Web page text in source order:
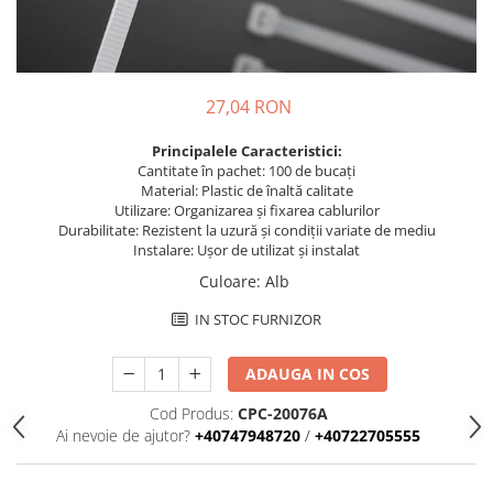
Papuci CU și AL
Pat de cablu PVC
Pini, riglete, cleme
Țeavă PVC și copex
Cofrete, dulapuri și doze
Cofrete de plastic și accesorii
Coftere metalice și accesorii
Iluminat de Siguranță
Lumini exterioare
27,04 RON
Principalele Caracteristici:
Cantitate în pachet: 100 de bucați
Material: Plastic de înaltă calitate
Utilizare: Organizarea și fixarea cablurilor
Durabilitate: Rezistent la uzură și condiții variate de mediu
Instalare: Ușor de utilizat și instalat
Culoare: Alb
IN STOC FURNIZOR
ADAUGA IN COS
Cod Produs: CPC-20076A
Ai nevoie de ajutor? +40747948720 / +40722705555